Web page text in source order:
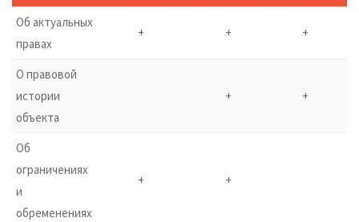
Об актуальных
правах
+ + +
О правовой
истории
объекта
+ +
Об
ограничениях
и
обременениях
+ +